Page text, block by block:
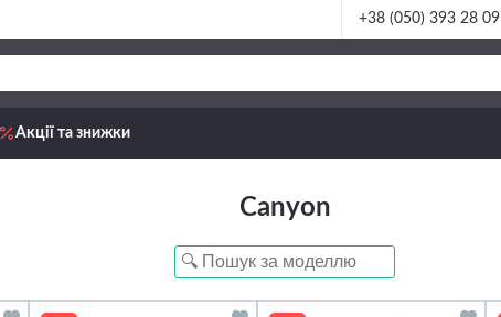
+38 (050) 393 28 09
Акції та знижки
Canyon